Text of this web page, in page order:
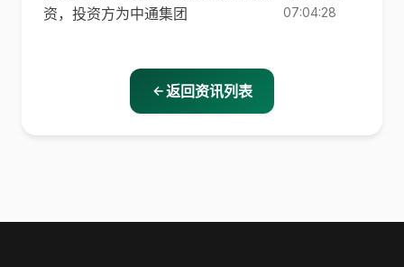
资，投资方为中通集团
07:04:28
返回资讯列表